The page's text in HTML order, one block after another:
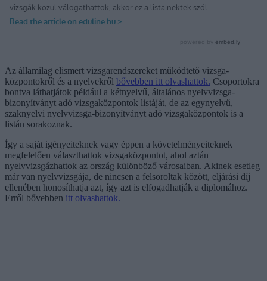
Az államilag elismert vizsga­rendszereket működtető vizsga­
központokről és a nyelvekről bővebben itt olvashattok. Csoportokra
bontva láthatjátok például a kétnyelvű, általános nyelvvizsga-
bizonyítványt adó vizsgaközpontok listáját, de az egynyelvű,
szaknyelvi nyelvvizsga-bizonyítványt adó vizsgaközpontok is a
listán sorakoznak.
Így a saját igényeiteknek vagy éppen a követelményeiteknek
megfelelően választhattok vizsgaközpontot, ahol aztán
nyelvvizsgázhattok az ország különböző városaiban. Akinek esetleg
már van nyelvvizsgája, de nincsen a felsoroltak között, eljárási díj
ellenében honosíthatja azt, így azt is elfogadhatják a diplomához.
Erről bővebben itt olvashattok.